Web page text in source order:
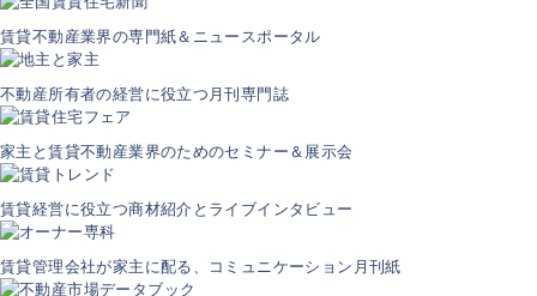
賃貸不動産業界の専門紙＆ニュースポータル
不動産所有者の経営に役立つ月刊専門誌
家主と賃貸不動産業界のためのセミナー＆展示会
賃貸経営に役立つ商材紹介とライブインタビュー
賃貸管理会社が家主に配る、コミュニケーション月刊紙